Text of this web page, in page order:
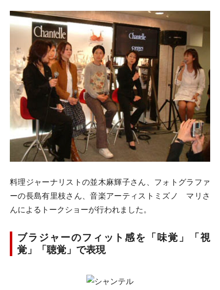
料理ジャーナリストの並木麻輝子さん、フォトグラファ
ーの長島有里枝さん、音楽アーティストミズノ マリさ
んによるトークショーが行われました。
ブラジャーのフィット感を「味覚」「視
覚」「聴覚」で表現